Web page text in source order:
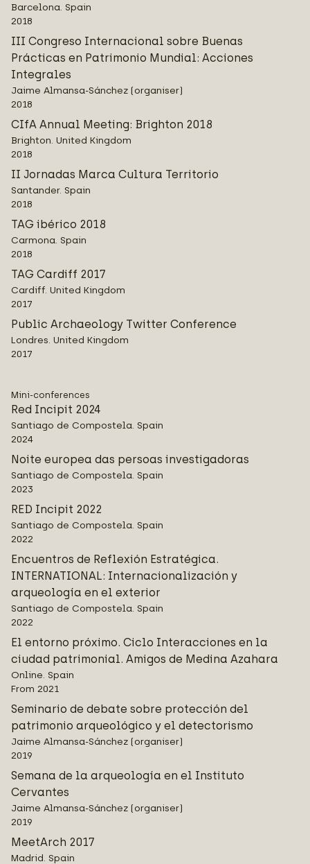
Barcelona. Spain
2018
III Congreso Internacional sobre Buenas
Prácticas en Patrimonio Mundial: Acciones
Integrales
Jaime Almansa-Sánchez (organiser)
2018
CIfA Annual Meeting: Brighton 2018
Brighton. United Kingdom
2018
II Jornadas Marca Cultura Territorio
Santander. Spain
2018
TAG ibérico 2018
Carmona. Spain
2018
TAG Cardiff 2017
Cardiff. United Kingdom
2017
Public Archaeology Twitter Conference
Londres. United Kingdom
2017
Mini-conferences
Red Incipit 2024
Santiago de Compostela. Spain
2024
Noite europea das persoas investigadoras
Santiago de Compostela. Spain
2023
RED Incipit 2022
Santiago de Compostela. Spain
2022
Encuentros de Reflexión Estratégica.
INTERNATIONAL: Internacionalización y
arqueología en el exterior
Santiago de Compostela. Spain
2022
El entorno próximo. Ciclo Interacciones en la
ciudad patrimonial. Amigos de Medina Azahara
Online. Spain
From 2021
Seminario de debate sobre protección del
patrimonio arqueológico y el detectorismo
Jaime Almansa-Sánchez (organiser)
2019
Semana de la arqueología en el Instituto
Cervantes
Jaime Almansa-Sánchez (organiser)
2019
MeetArch 2017
Madrid. Spain